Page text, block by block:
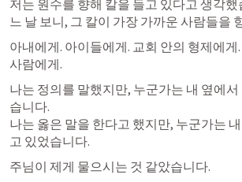
저는 원수를 향해 칼을 들고 있다고 생각했
느 날 보니, 그 칼이 가장 가까운 사람들을
아내에게. 아이들에게. 교회 안의 형제에게
사람에게.
나는 정의를 말했지만, 누군가는 내 옆에
습니다.
나는 옳은 말을 한다고 했지만, 누군가는
고 있었습니다.
주님이 제게 물으시는 것 같았습니다.